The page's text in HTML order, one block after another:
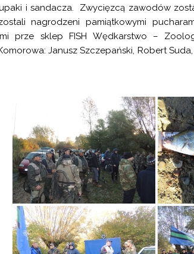
i sandacza. Zwycięzcą zawodów
nagrodzeni pamiątkowymi
prze sklepFISH Wędkarstwo –
Janusz Szczepański, Robert